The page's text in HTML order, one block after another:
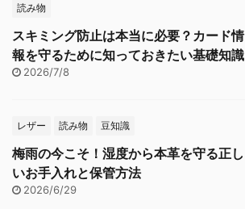
読み物
スキミング防止は本当に必要？カード情
報を守るために知っておきたい基礎知識
2026/7/8
レザー 読み物 豆知識
梅雨の今こそ！湿度から本革を守る正し
いお手入れと保管方法
2026/6/29